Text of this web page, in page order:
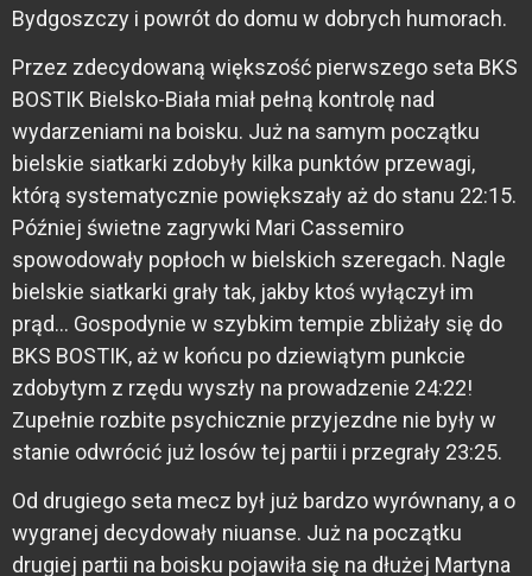
Bydgoszczy i powrót do domu w dobrych humorach.
Przez zdecydowaną większość pierwszego seta BKS
BOSTIK Bielsko-Biała miał pełną kontrolę nad
wydarzeniami na boisku. Już na samym początku
bielskie siatkarki zdobyły kilka punktów przewagi,
którą systematycznie powiększały aż do stanu 22:15.
Później świetne zagrywki Mari Cassemiro
spowodowały popłoch w bielskich szeregach. Nagle
bielskie siatkarki grały tak, jakby ktoś wyłączył im
prąd… Gospodynie w szybkim tempie zbliżały się do
BKS BOSTIK, aż w końcu po dziewiątym punkcie
zdobytym z rzędu wyszły na prowadzenie 24:22!
Zupełnie rozbite psychicznie przyjezdne nie były w
stanie odwrócić już losów tej partii i przegrały 23:25.
Od drugiego seta mecz był już bardzo wyrównany, a o
wygranej decydowały niuanse. Już na początku
drugiej partii na boisku pojawiła się na dłużej Martyna